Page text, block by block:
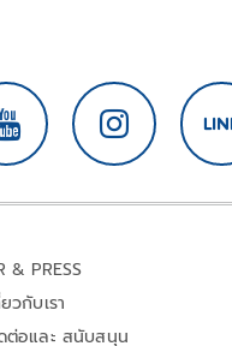
& PRESS
วกับเรา
ต่อและ สนับสนุน